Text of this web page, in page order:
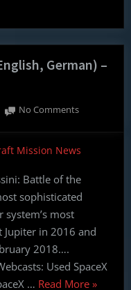
German) –
No Commentson
News
German)
–
Mission News
Battle of the
sophisticated
most
Jupiter in 2016 and
2018….
Used SpaceX
… Read More »